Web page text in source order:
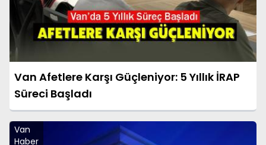
Van Afetlere Karşı Güçleniyor: 5 Yıllık İRAP
Süreci Başladı
Van
Haber